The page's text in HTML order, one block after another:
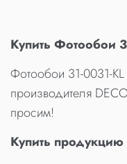
Купить Фотообои
Фотообои 31-0031-
производителя
просим!
Купить продукцию